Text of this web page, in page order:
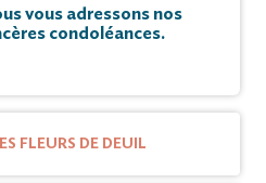
vous adressons nos
condoléances.
FLEURS DE DEUIL